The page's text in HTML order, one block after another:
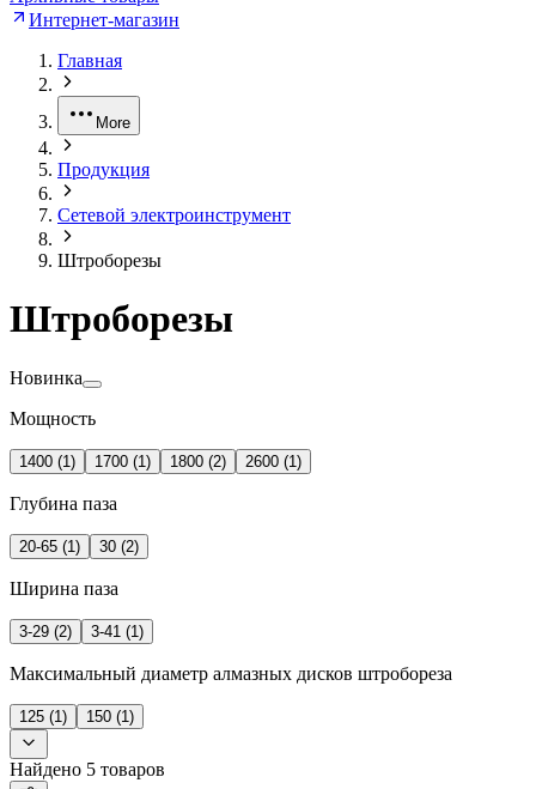
Интернет-магазин
Главная
More
Продукция
Сетевой электроинструмент
Штроборезы
Штроборезы
Новинка
Мощность
1400 (1 ) 1700 (1 ) 1800 (2) 2600 (1 )
Глубина паза
20-65 (1 ) 30 (2)
Ширина паза
3-29 (2) 3-41 (1 )
Максимальный диаметр алмазных дисков штробореза
125 (1 ) 150 (1 )
Найдено 5 товаров